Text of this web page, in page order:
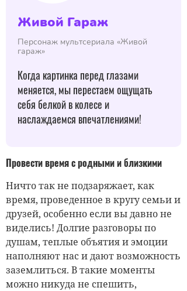
Живой Гараж
Персонаж мультсериала «Живой
гараж»
Когда картинка перед глазами
меняется, мы перестаем ощущать
себя белкой в колесе и
наслаждаемся впечатлениями!
Провести время с родными и близкими
Ничто так не подзаряжает, как
время, проведенное в кругу семьи и
друзей, особенно если вы давно не
виделись! Долгие разговоры по
душам, теплые объятия и эмоции
наполняют нас и дают возможность
заземлиться. В такие моменты
можно никуда не спешить,